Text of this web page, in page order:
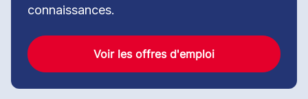
connaissances.
Voir les offres d'emploi